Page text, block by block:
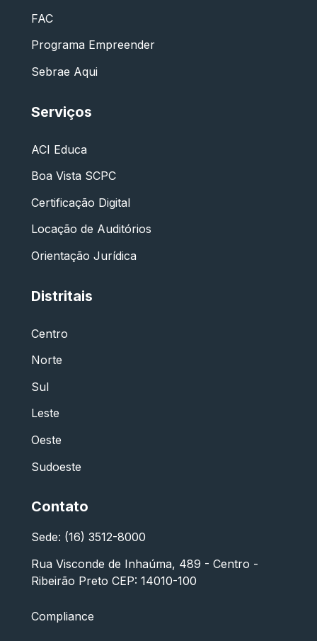
FAC
Programa Empreender
Sebrae Aqui
Serviços
ACI Educa
Boa Vista SCPC
Certificação Digital
Locação de Auditórios
Orientação Jurídica
Distritais
Centro
Norte
Sul
Leste
Oeste
Sudoeste
Contato
Sede: (16) 3512-8000
Rua Visconde de Inhaúma, 489 - Centro -
Ribeirão Preto CEP: 14010-100
Compliance